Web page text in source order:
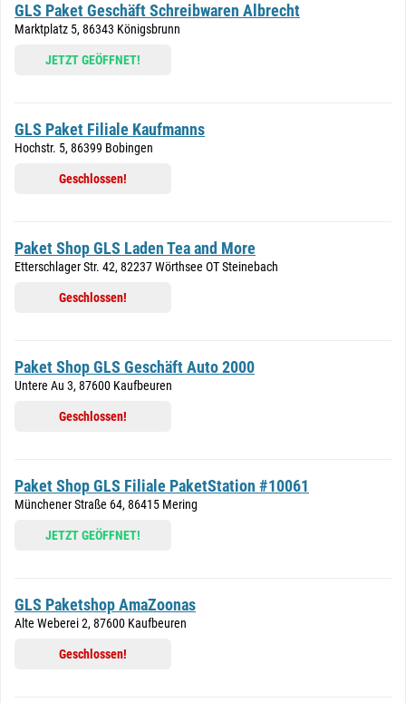
GLS Paket Geschäft Schreibwaren Albrecht
Marktplatz 5, 86343 Königsbrunn
JETZT GEÖFFNET!
GLS Paket Filiale Kaufmanns
Hochstr. 5, 86399 Bobingen
Geschlossen!
Paket Shop GLS Laden Tea and More
Etterschlager Str. 42, 82237 Wörthsee OT Steinebach
Geschlossen!
Paket Shop GLS Geschäft Auto 2000
Untere Au 3, 87600 Kaufbeuren
Geschlossen!
Paket Shop GLS Filiale PaketStation #10061
Münchener Straße 64, 86415 Mering
JETZT GEÖFFNET!
GLS Paketshop AmaZoonas
Alte Weberei 2, 87600 Kaufbeuren
Geschlossen!